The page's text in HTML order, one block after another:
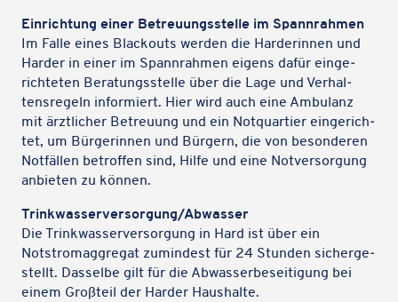
Einrich­tung einer Betreu­ungs­stelle im Spannrahmen
Im Falle eines Black­outs werden die Harde­rin­nen und
Harder in einer im Spann­rah­men eigens dafür einge­
rich­te­ten Bera­tungs­stelle über die Lage und Verhal­
tens­re­geln infor­miert. Hier wird auch eine Ambu­lanz
mit ärzt­li­cher Betreu­ung und ein Notquar­tier einge­rich­
tet, um Bürge­rin­nen und Bürgern, die von beson­de­ren
Notfäl­len betrof­fen sind, Hilfe und eine Notver­sor­gung
anbie­ten zu können.
Trinkwasserversorgung/Abwasser
Die Trink­was­ser­ver­sor­gung in Hard ist über ein
Notstrom­ag­gre­gat zumin­dest für 24 Stunden sicher­ge­
stellt. Dasselbe gilt für die Abwas­ser­be­sei­ti­gung bei
einem Groß­teil der Harder Haushalte.